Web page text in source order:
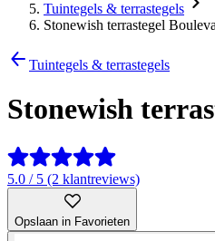
Tuintegels & terrastegels
Stonewish terrastegel
Tuintegels & terrastegels
Stonewish
5.0 / 5 (2 klantreviews)
Opslaan in Favorieten